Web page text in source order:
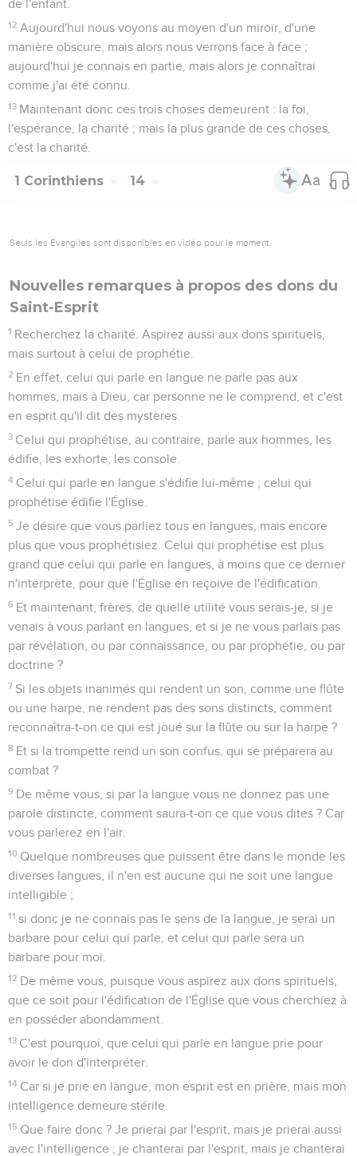
de l'enfant.
12 Aujourd'hui nous voyons au moyen d'un miroir, d'une
manière obscure, mais alors nous verrons face à face ;
aujourd'hui je connais en partie, mais alors je connaîtrai
comme j'ai été connu.
13 Maintenant donc ces trois choses demeurent : la foi,
l'espérance, la charité ; mais la plus grande de ces choses,
c'est la charité.
1 Corinthiens 14
Seuls les Évangiles sont disponibles en vidéo pour le moment.
Nouvelles remarques à propos des dons du
Saint-Esprit
1 Recherchez la charité. Aspirez aussi aux dons spirituels,
mais surtout à celui de prophétie.
2 En effet, celui qui parle en langue ne parle pas aux
hommes, mais à Dieu, car personne ne le comprend, et c'est
en esprit qu'il dit des mystères.
3 Celui qui prophétise, au contraire, parle aux hommes, les
édifie, les exhorte, les console.
4 Celui qui parle en langue s'édifie lui-même ; celui qui
prophétise édifie l'Église.
5 Je désire que vous parliez tous en langues, mais encore
plus que vous prophétisiez. Celui qui prophétise est plus
grand que celui qui parle en langues, à moins que ce dernier
n'interprète, pour que l'Église en reçoive de l'édification.
6 Et maintenant, frères, de quelle utilité vous serais-je, si je
venais à vous parlant en langues, et si je ne vous parlais pas
par révélation, ou par connaissance, ou par prophétie, ou par
doctrine ?
7 Si les objets inanimés qui rendent un son, comme une flûte
ou une harpe, ne rendent pas des sons distincts, comment
reconnaîtra-t-on ce qui est joué sur la flûte ou sur la harpe ?
8 Et si la trompette rend un son confus, qui se préparera au
combat ?
9 De même vous, si par la langue vous ne donnez pas une
parole distincte, comment saura-t-on ce que vous dites ? Car
vous parlerez en l'air.
10 Quelque nombreuses que puissent être dans le monde les
diverses langues, il n'en est aucune qui ne soit une langue
intelligible ;
11 si donc je ne connais pas le sens de la langue, je serai un
barbare pour celui qui parle, et celui qui parle sera un
barbare pour moi.
12 De même vous, puisque vous aspirez aux dons spirituels,
que ce soit pour l'édification de l'Église que vous cherchiez à
en posséder abondamment.
13 C'est pourquoi, que celui qui parle en langue prie pour
avoir le don d'interpréter.
14 Car si je prie en langue, mon esprit est en prière, mais mon
intelligence demeure stérile.
15 Que faire donc ? Je prierai par l'esprit, mais je prierai aussi
avec l'intelligence ; je chanterai par l'esprit, mais je chanterai